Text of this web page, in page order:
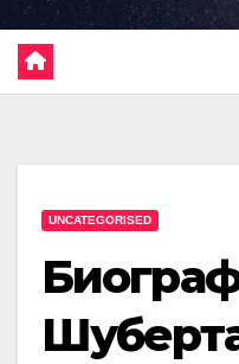
UNCATEGORISED